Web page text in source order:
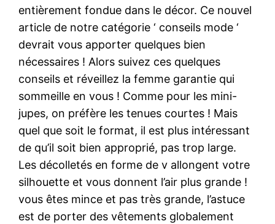
entièrement fondue dans le décor. Ce nouvel
article de notre catégorie ‘ conseils mode ‘
devrait vous apporter quelques bien
nécessaires ! Alors suivez ces quelques
conseils et réveillez la femme garantie qui
sommeille en vous ! Comme pour les mini-
jupes, on préfère les tenues courtes ! Mais
quel que soit le format, il est plus intéressant
de qu’il soit bien approprié, pas trop large.
Les décolletés en forme de v allongent votre
silhouette et vous donnent l’air plus grande !
vous êtes mince et pas très grande, l’astuce
est de porter des vêtements globalement